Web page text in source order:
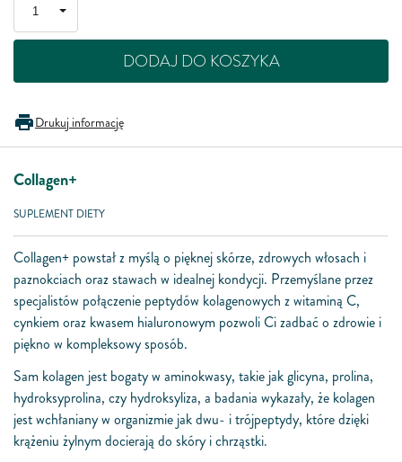
DODAJ DO KOSZYKA
Drukuj informację
Collagen+
SUPLEMENT DIETY
Collagen+ powstał z myślą o pięknej skórze, zdrowych włosach i
paznokciach oraz stawach w idealnej kondycji. Przemyślane przez
specjalistów połączenie peptydów kolagenowych z witaminą C,
cynkiem oraz kwasem hialuronowym pozwoli Ci zadbać o zdrowie i
piękno w kompleksowy sposób.
Sam kolagen jest bogaty w aminokwasy, takie jak glicyna, prolina,
hydroksyprolina, czy hydroksyliza, a badania wykazały, że kolagen
jest wchłaniany w organizmie jak dwu- i trójpeptydy, które dzięki
krążeniu żylnym docierają do skóry i chrząstki.